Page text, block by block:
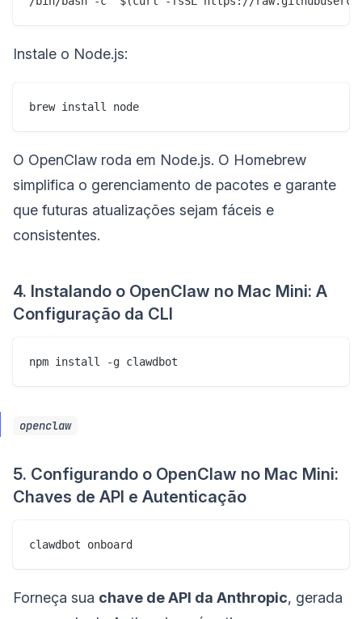
Instale o Node.js:
brew install node
O OpenClaw roda em Node.js. O Homebrew
simplifica o gerenciamento de pacotes e garante
que futuras atualizações sejam fáceis e
consistentes.
4. Instalando o OpenClaw no Mac Mini: A
Configuração da CLI
npm install -g clawdbot
openclaw
5. Configurando o OpenClaw no Mac Mini:
Chaves de API e Autenticação
clawdbot onboard
Forneça sua chave de API da Anthropic, gerada